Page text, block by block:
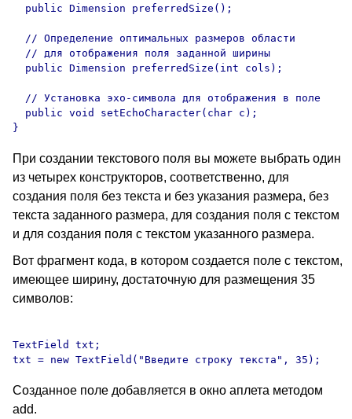
  public Dimension preferredSize();
  // Определение оптимальных размеров области
  // для отображения поля заданной ширины
  public Dimension preferredSize(int cols);
  // Установка эхо-символа для отображения в поле
  public void setEchoCharacter(char c);
При создании текстового поля вы можете выбрать один
из четырех конструкторов, соответственно, для
создания поля без текста и без указания размера, без
текста заданного размера, для создания поля с текстом
и для создания поля с текстом указанного размера.
Вот фрагмент кода, в котором создается поле с текстом,
имеющее ширину, достаточную для размещения 35
символов:
TextField txt;
Созданное поле добавляется в окно аплета методом
add.